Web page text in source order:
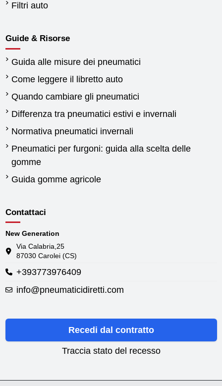
Filtri auto
Guide & Risorse
Guida alle misure dei pneumatici
Come leggere il libretto auto
Quando cambiare gli pneumatici
Differenza tra pneumatici estivi e invernali
Normativa pneumatici invernali
Pneumatici per furgoni: guida alla scelta delle
gomme
Guida gomme agricole
Contattaci
New Generation
Via Calabria,25
87030 Carolei (CS)
+393773976409
info@pneumaticidiretti.com
Recedi dal contratto
Traccia stato del recesso